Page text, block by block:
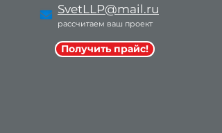
SvetLLP@mail.ru
рассчитаем ваш проект
Получить прайс!